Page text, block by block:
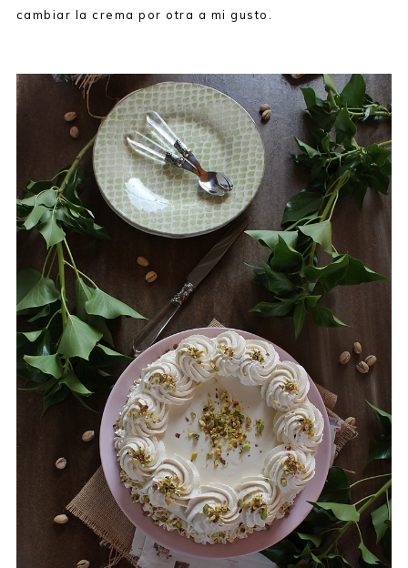
cambiar la crema por otra a mi gusto.